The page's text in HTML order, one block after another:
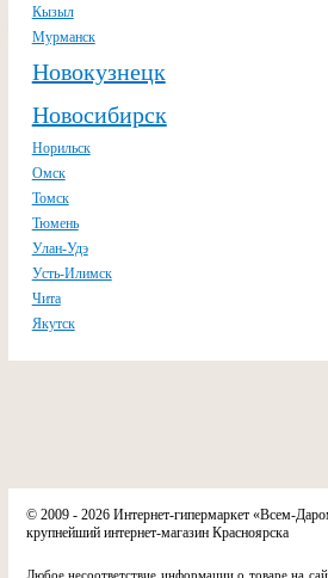
Кызыл
Мурманск
Новокузнецк
Новосибирск
Норильск
Омск
Томск
Тюмень
Улан-Удэ
Усть-Илимск
Чита
Якутск
© 2009 - 2026 Интернет-гипермаркет «Всем-
крупнейший интернет-магазин Красноярска
Любое несоответствие информации о товаре на